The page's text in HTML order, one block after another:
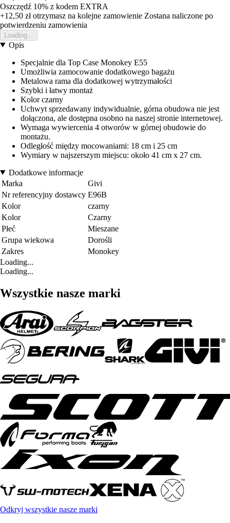
Oszczędź 10% z kodem EXTRA
+12,50 złotrzymasz na kolejne zamowienie Zostana naliczone po
potwierdzeniu zamowienia
Loading...
Opis
Specjalnie dla Top Case Monokey E55
Umożliwia zamocowanie dodatkowego bagażu
Metalowa rama dla dodatkowej wytrzymałości
Szybki i łatwy montaż
Kolor czarny
Uchwyt sprzedawany indywidualnie, górna obudowa nie jest
dołączona, ale dostępna osobno na naszej stronie internetowej.
Wymaga wywiercenia 4 otworów w górnej obudowie do
montażu.
Odległość między mocowaniami: 18 cm i 25 cm
Wymiary w najszerszym miejscu: około 41 cm x 27 cm.
Dodatkowe informacje
Marka
Givi
Nr referencyjny dostawcy E96B
Kolor
czarny
Kolor
Czarny
Płeć
Mieszane
Grupa wiekowa
Dorośli
Zakres
Monokey
Loading...
Loading...
Wszystkie nasze marki
Odkryj wszystkie nasze marki